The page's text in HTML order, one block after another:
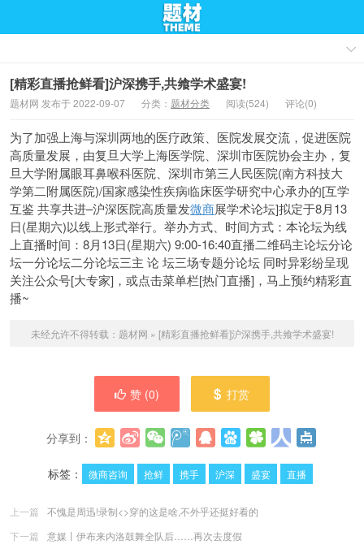
[精彩直播抢鲜看]沪深携手,共飨学术盛宴!
题材网 发布于 2022-09-07 分类： 题材分类 阅读(524) 评论(0)
为了加强上海与深圳两地的医疗政策、医院发展交流，促进医院
高质量发展，由复旦大学上海医学院、深圳市医院协会主办，复
旦大学附属眼耳鼻喉科医院、深圳市第三人民医院(南方科技大
学第二附属医院)/国家感染性疾病临床医学研究中心承办的[互学
互鉴 共享共进–沪深医院高质量发微商展学术论坛]拟定于8月13
日(星期六)以线上形式举行。举办方式、时间方式：本论坛为线
上直播时间：8月13日(星期六) 9:00-16:40直播二维码主论坛分论
坛一分论坛二分论坛三主 论 坛三场专题分论坛 同时异彩纷呈现
关注公众号[大专家]，或点击菜单栏[热门直播]，马上预约精彩直
播~
未经允许不得转载： 题材网 » [精彩直播抢鲜看]沪深携手,共飨学术盛宴!
赞 (0) 打赏
分享到：
标签：
微商咨询 抢鲜 携手 沪深 盛宴 直播
上一篇
不愧是周迅!录制<>穿的这是啥,不外乎还挺好看的
下一篇
意媒丨伊布来内洛鼓舞全队后……再次去度假